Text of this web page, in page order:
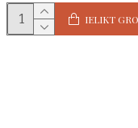
IELIKT
Esmu iepazinies(-
piekrītu visiem